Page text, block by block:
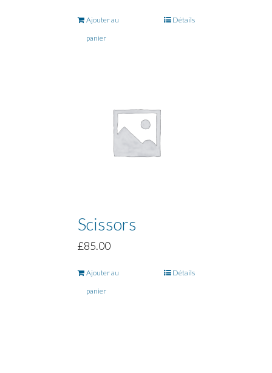
Ajouter au
panier
Détails
Scissors
£85.00
Ajouter au
panier
Détails